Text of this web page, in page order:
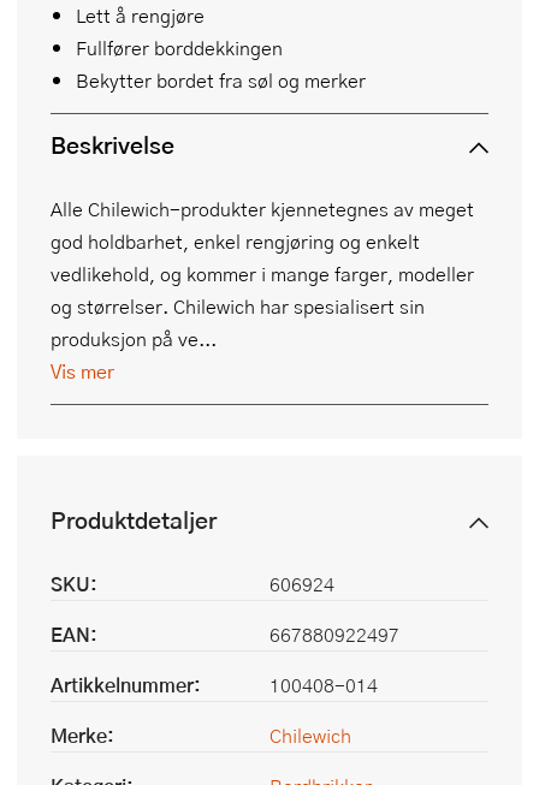
Lett å rengjøre
Fullfører borddekkingen
Bekytter bordet fra søl og merker
Beskrivelse
Alle Chilewich-produkter kjennetegnes av meget
god holdbarhet, enkel rengjøring og enkelt
vedlikehold, og kommer i mange farger, modeller
og størrelser. Chilewich har spesialisert sin
produksjon på ve...
Vis mer
Produktdetaljer
SKU:
606924
EAN:
667880922497
Artikkelnummer:
100408-014
Merke:
Chilewich